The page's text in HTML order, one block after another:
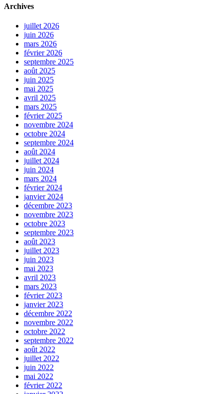
Archives
juillet 2026
juin 2026
mars 2026
février 2026
septembre 2025
août 2025
juin 2025
mai 2025
avril 2025
mars 2025
février 2025
novembre 2024
octobre 2024
septembre 2024
août 2024
juillet 2024
juin 2024
mars 2024
février 2024
janvier 2024
décembre 2023
novembre 2023
octobre 2023
septembre 2023
août 2023
juillet 2023
juin 2023
mai 2023
avril 2023
mars 2023
février 2023
janvier 2023
décembre 2022
novembre 2022
octobre 2022
septembre 2022
août 2022
juillet 2022
juin 2022
mai 2022
février 2022